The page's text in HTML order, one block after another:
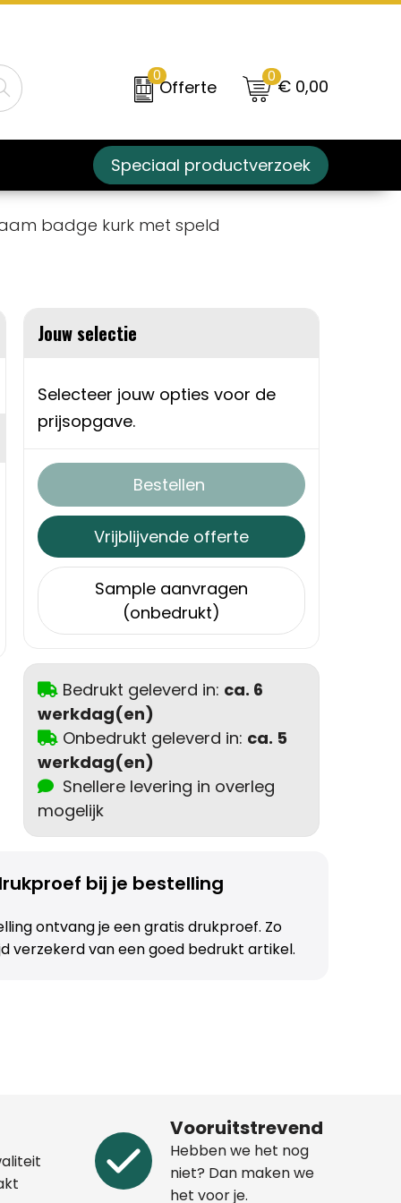
0
Offerte 0€ 0,00
Speciaal productverzoek
badge kurk met speld
Jouw selectie
Selecteer jouw opties voor de
prijsopgave.
Bestellen
Vrijblijvende offerte
Sample aanvragen
(onbedrukt)
Bedrukt geleverd in: ca. 6
werkdag(en)
Onbedrukt geleverd in: ca. 5
werkdag(en)
Snellere levering in overleg
mogelijk
bij je bestelling
ontvang je een gratis drukproef. Zo
verzekerd van een goed bedrukt artikel.
Vooruitstrevend
Hebben we het nog
niet? Dan maken we
het voor je.